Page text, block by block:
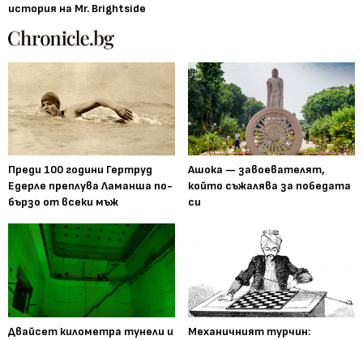
история на Mr. Brightside
Преди 100 години Гертруд
Едерле преплува Ламанша по-
бързо от всеки мъж
Ашока — завоевателят,
който съжалява за победата
си
Двайсет километра тунели и
Механичният турчин: